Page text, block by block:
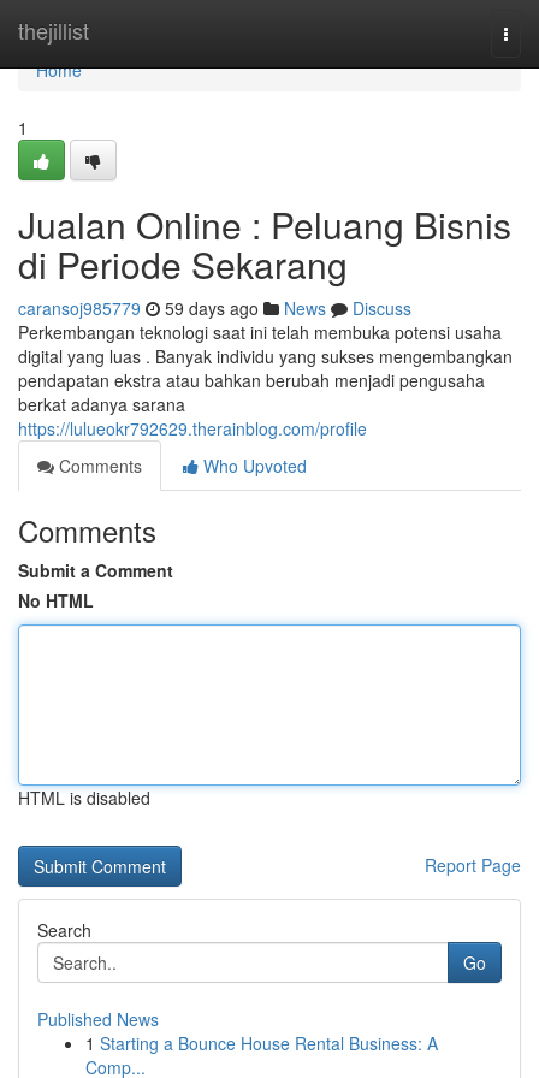
thejillist
Home
Home
1
Jualan Online : Peluang Bisnis
di Periode Sekarang
caransoj985779 59 days ago News
Discuss
Perkembangan teknologi saat ini telah membuka potensi usaha
digital yang luas . Banyak individu yang sukses mengembangkan
pendapatan ekstra atau bahkan berubah menjadi pengusaha
berkat adanya sarana
https://lulueokr792629.therainblog.com/profile
Comments
Who Upvoted
Comments
Submit a Comment
No HTML
HTML is disabled
Report Page
Search
Go
Published News
1 Starting a Bounce House Rental Business: A
Comp...